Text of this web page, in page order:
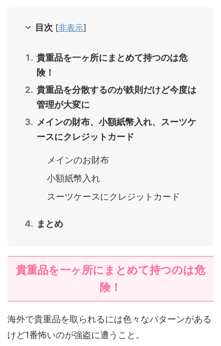
目次 [非表示]
貴重品を一ヶ所にまとめて持つのは危
険！
貴重品を分散するのが鉄則だけど今度は
管理が大変に
メインの財布、小額紙幣入れ、スーツケ
ースにクレジットカード
メインのお財布
小額紙幣入れ
スーツケースにクレジットカード
まとめ
貴重品を一ヶ所にまとめて持つのは危
険！
海外で貴重品を取られるには色々なパターンがある
けど1番怖いのが強盗に遭うこと。